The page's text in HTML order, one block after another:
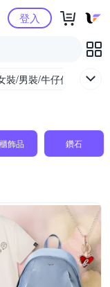
中心登入
裝/男裝/牛仔休閒
飾品 鑽石